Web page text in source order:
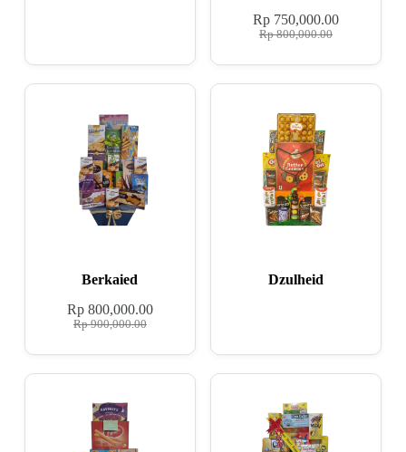
Rp800,000.00
Rp 750,000.00
Berkaied
Rp900,000.00
Rp800,000.00
Dzulheid